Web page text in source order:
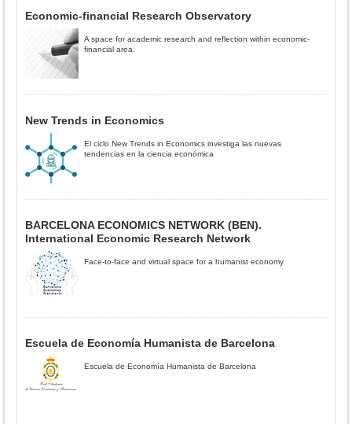
Economic-financial Research Observatory
A space for academic research and reflection within economic-
financial area.
New Trends in Economics
El ciclo New Trends in Economics investiga las nuevas
tendencias en la ciencia económica
BARCELONA ECONOMICS NETWORK (BEN).
International Economic Research Network
Face-to-face and virtual space for a humanist economy
Escuela de Economía Humanista de Barcelona
Escuela de Economía Humanista de Barcelona